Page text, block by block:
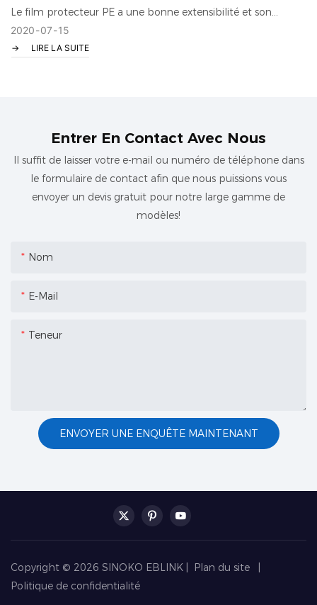
Le film protecteur PE a une bonne extensibilité et son
allongement varie de 150 à 300 %, ce qui peut produire
différents effets à des fins différentes. Le film protecteur PET
2020 07 15
LIRE LA SUITE
Entrer En Contact Avec Nous
Il suffit de laisser votre e-mail ou numéro de téléphone dans
le formulaire de contact afin que nous puissions vous
envoyer un devis gratuit pour notre large gamme de
modèles!
Nom
E-Mail
Teneur
ENVOYER UNE ENQUÊTE MAINTENANT
Copyright © 2026 SINOKO EBLINK | Plan du site
Politique de confidentialité